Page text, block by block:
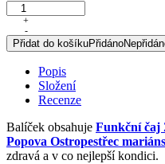
DUO
Balíček
ZDRAVÁ
JÁTRA
množství
+
-
Přidat do košíkuPřidáno
Popis
Složení
Recenze
Balíček obsahuje Funkční čaj
Popova Ostropestřec
zdravá a v co nejlepší kondici.